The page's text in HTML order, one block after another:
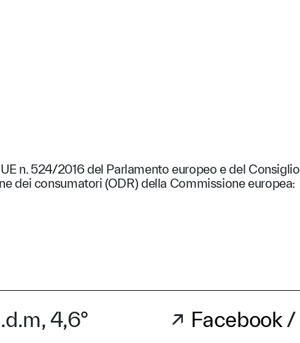
n. 524/2016 del Parlamento europeo e del Consiglio
dei consumatori (ODR) della Commissione europea:
4,6° ↗ Facebook /